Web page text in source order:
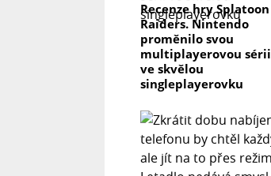
Recenze hry Splatoon
Raiders. Nintendo
proměnilo svou
multiplayerovou sérii
ve skvělou
singleplayerovku